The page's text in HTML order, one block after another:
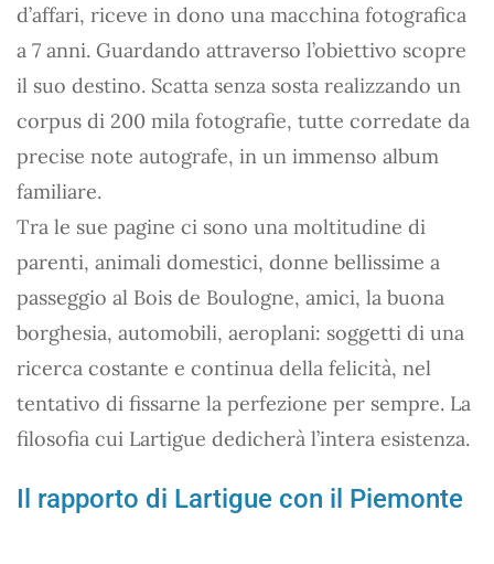
d’affari, riceve in dono una macchina fotografica
a 7 anni. Guardando attraverso l’obiettivo scopre
il suo destino. Scatta senza sosta realizzando un
corpus di 200 mila fotografie, tutte corredate da
precise note autografe, in un immenso album
familiare.
Tra le sue pagine ci sono una moltitudine di
parenti, animali domestici, donne bellissime a
passeggio al Bois de Boulogne, amici, la buona
borghesia, automobili, aeroplani: soggetti di una
ricerca costante e continua della felicità, nel
tentativo di fissarne la perfezione per sempre. La
filosofia cui Lartigue dedicherà l’intera esistenza.
Il rapporto di Lartigue con il Piemonte